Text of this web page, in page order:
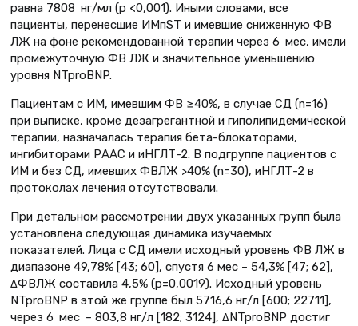
равна 7808 нг/мл (р <0,001). Иными словами, все
пациенты, перенесшие ИМпST и имевшие сниженную ФВ
ЛЖ на фоне рекомендованной терапии через 6 мес, имели
промежуточную ФВ ЛЖ и значительное уменьшению
уровня NTproBNP.
Пациентам с ИМ, имевшим ФВ ≥40%, в случае СД (n=16)
при выписке, кроме дезагрегантной и гиполипидемической
терапии, назначалась терапия бета-блокаторами,
ингибиторами РААС и иНГЛТ-2. В подгруппе пациентов с
ИМ и без СД, имевших ФВЛЖ >40% (n=30), иНГЛТ-2 в
протоколах лечения отсутствовали.
При детальном рассмотрении двух указанных групп была
установлена следующая динамика изучаемых
показателей. Лица с СД имели исходный уровень ФВ ЛЖ в
диапазоне 49,78% [43; 60], спустя 6 мес – 54,3% [47; 62],
ΔФВЛЖ составила 4,5% (р=0,0019). Исходный уровень
NTproBNP в этой же группе был 5716,6 нг/л [600; 22711],
через 6 мес – 803,8 нг/л [182; 3124], ΔNTproBNP достиг